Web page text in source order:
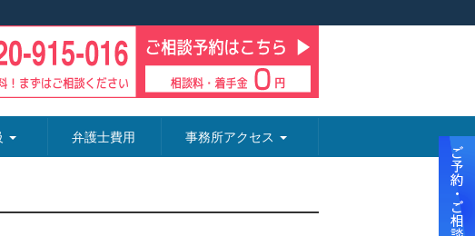
弁護士費用 事務所アクセス